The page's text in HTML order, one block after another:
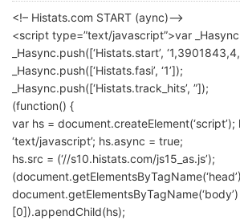
<!– Histats.com START (aync)–>
<script type=”text/javascript”>var
_Hasync.push([‘Histats.start’,
_Hasync.push([‘Histats.fasi’, ‘1’]);
_Hasync.push([‘Histats.track_hits’, ”]);
(function() {
var hs =
‘text/javascript’; hs.async = true;
hs.src = (‘//s10.histats.com/js15_as.js’);
document.getElementsByTagName(‘body’)
[0]).appendChild(hs);